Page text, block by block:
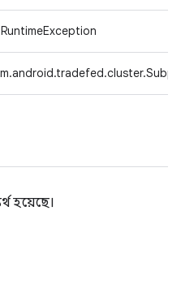
হয়েছে।